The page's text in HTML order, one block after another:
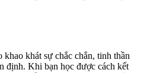
khao khát sự chắc chắn, tinh thần
định. Khi bạn học được cách kết